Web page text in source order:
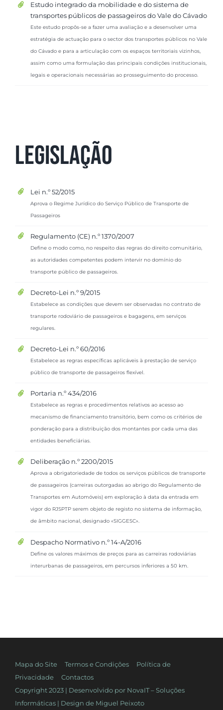
Estudo integrado da mobilidade e do sistema de
transportes públicos de passageiros do Vale do Cávado
Este estudo propôs-se a fazer uma avaliação e a desenvolver uma
estratégia de actuação para o sector dos transportes públicos no Vale
do Cávado e para a articulação com os espaços territoriais vizinhos,
assim como uma formulação das principais condições institucionais,
legais e operacionais necessárias ao prosseguimento do processo.
Legislação
Lei n.º 52/2015
Aprova o Regime Jurídico do Serviço Público de Transporte de
Passageiros
Regulamento (CE) n.º 1370/2007
Define o modo como, no respeito das regras do direito comunitário,
as autoridades competentes podem intervir no domínio do
transporte público de passageiros.
Decreto-Lei n.º 9/2015
Estabelece as condições que devem ser observadas no contrato de
transporte rodoviário de passageiros e bagagens, em serviços
regulares.
Decreto-Lei n.º 60/2016
Estabelece as regras específicas aplicáveis à prestação de serviço
público de transporte de passageiros flexível.
Portaria n.º 434/2016
Estabelece as regras e procedimentos relativos ao acesso ao
mecanismo de financiamento transitório, bem como os critérios de
ponderação para a distribuição dos montantes por cada uma das
entidades beneficiárias.
Deliberação n.º 2200/2015
Aprova a obrigatoriedade de todos os serviços públicos de transporte
de passageiros (carreiras outorgadas ao abrigo do Regulamento de
Transportes em Automóveis) em exploração à data da entrada em
vigor do RJSPTP serem objeto de registo no sistema de informação,
de âmbito nacional, designado «SIGGESC».
Despacho Normativo n.º 14-A/2016
Define os valores máximos de preços para as carreiras rodoviárias
interurbanas de passageiros, em percursos inferiores a 50 km.
Mapa do Site Termos e Condições
Política de
Privacidade
Contactos
Copyright 2023 | Desenvolvido por NovaIT – Soluções
Informáticas| Design de Miguel Peixoto